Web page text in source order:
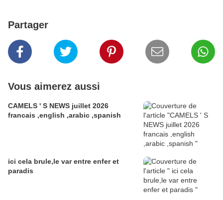
Partager
Vous aimerez aussi
CAMELS ' S NEWS juillet 2026
francais ,english ,arabic ,spanish
ici cela brule,le var entre enfer et
paradis